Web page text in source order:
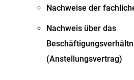
Nachweise der
Nachweis über das
(Anstellungsvertrag)